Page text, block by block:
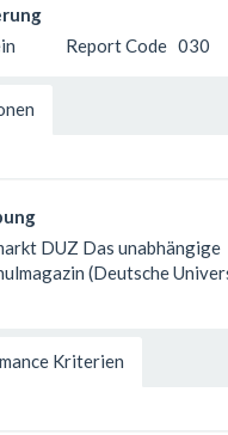
Report Code 030
DUZ Das unabhängige
(Deutsche
Kriterien